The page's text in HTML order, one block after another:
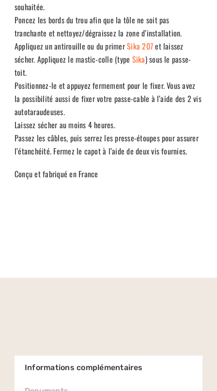
souhaitée.
Poncez les bords du trou afin que la tôle ne soit pas
tranchante et nettoyez/dégraissez la zone d’installation.
Appliquez un antirouille ou du primerSika 207et laissez
sécher. Appliquez le mastic-colle (type Sika) sous le passe-
toit.
Positionnez-le et appuyez fermement pour le fixer. Vous avez
la possibilité aussi de fixer votre passe-cable à l’aide des 2 vis
autotaraudeuses.
Laissez sécher au moins 4 heures.
Passez les câbles, puis serrez les presse-étoupes pour assurer
l’étanchéité. Fermez le capot à l’aide de deux vis fournies.
Conçu et fabriqué en France
Informations complémentaires